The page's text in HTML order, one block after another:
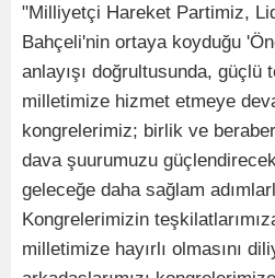
"Milliyetçi Hareket Partimiz,
Bahçeli'nin ortaya koyduğu
anlayışı doğrultusunda, güçlü
milletimize hizmet etmeye
kongrelerimiz; birlik ve
dava şuurumuzu
geleceğe daha sağlam
Kongrelerimizin
milletimize hayırlı olmasını